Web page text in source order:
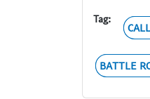
Tag:
BATTLE